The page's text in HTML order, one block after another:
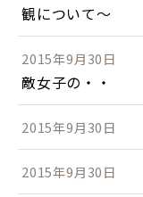
観について～
2015年9月30日
敵女子の・・
2015年9月30日
2015年9月30日